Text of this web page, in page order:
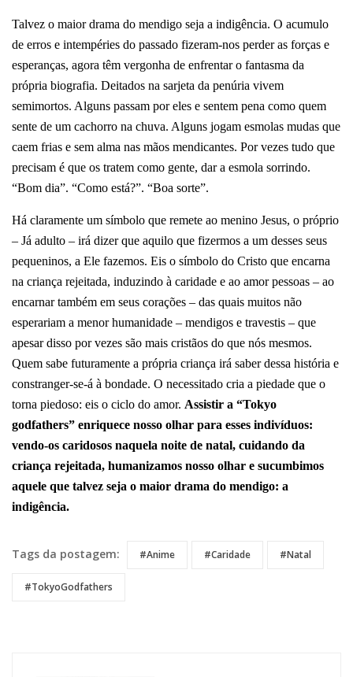
Talvez o maior drama do mendigo seja a indigência. O acumulo
de erros e intempéries do passado fizeram-nos perder as forças e
esperanças, agora têm vergonha de enfrentar o fantasma da
própria biografia. Deitados na sarjeta da penúria vivem
semimortos. Alguns passam por eles e sentem pena como quem
sente de um cachorro na chuva. Alguns jogam esmolas mudas que
caem frias e sem alma nas mãos mendicantes. Por vezes tudo que
precisam é que os tratem como gente, dar a esmola sorrindo.
“Bom dia”. “Como está?”. “Boa sorte”.
Há claramente um símbolo que remete ao menino Jesus, o próprio
– Já adulto – irá dizer que aquilo que fizermos a um desses seus
pequeninos, a Ele fazemos. Eis o símbolo do Cristo que encarna
na criança rejeitada, induzindo à caridade e ao amor pessoas – ao
encarnar também em seus corações – das quais muitos não
esperariam a menor humanidade – mendigos e travestis – que
apesar disso por vezes são mais cristãos do que nós mesmos.
Quem sabe futuramente a própria criança irá saber dessa história e
constranger-se-á à bondade. O necessitado cria a piedade que o
torna piedoso: eis o ciclo do amor. Assistir a “Tokyo
godfathers” enriquece nosso olhar para esses indivíduos:
vendo-os caridosos naquela noite de natal, cuidando da
criança rejeitada, humanizamos nosso olhar e sucumbimos
aquele que talvez seja o maior drama do mendigo: a
indigência.
Tags da postagem: #Anime #Caridade #Natal
#TokyoGodfathers